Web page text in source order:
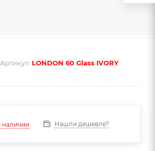
Артикул: LONDON 60 Glass IVORY
наличии Нашли дешевле?